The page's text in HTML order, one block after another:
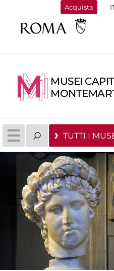
Acquista
MUSEI
TUTTI I